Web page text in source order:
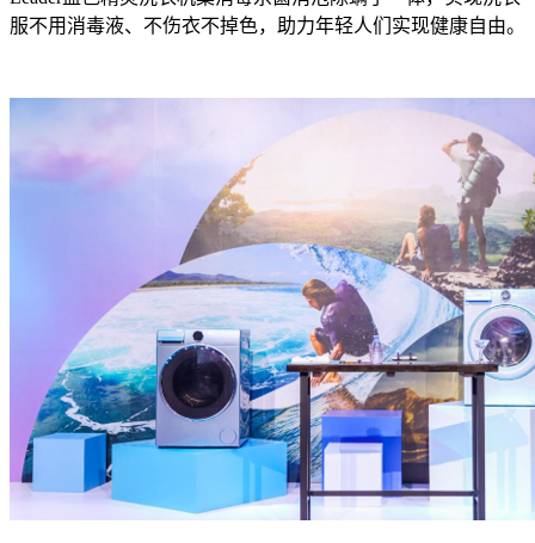
服不用消毒液、不伤衣不掉色，助力年轻人们实现健康自由。